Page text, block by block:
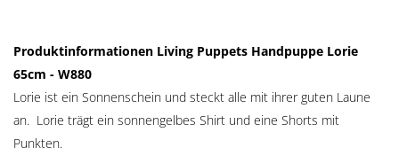
Produktinformationen Living Puppets Handpuppe Lorie
65cm - W880
Lorie ist ein Sonnenschein und steckt alle mit ihrer guten Laune
an. Lorie trägt ein sonnengelbes Shirt und eine Shorts mit
Punkten.